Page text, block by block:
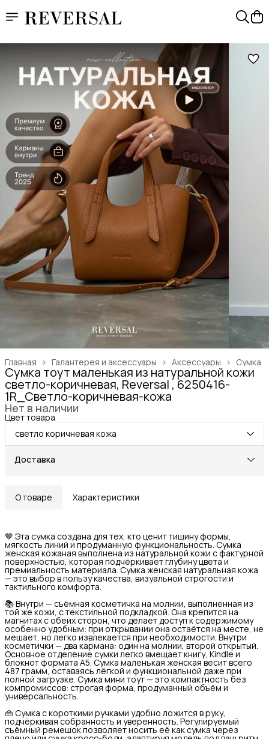
Сумка
Аксессуары ›
Галантерея и аксессуары ›
Главная ›
Сумка тоут маленькая из натуральной кожи
светло-коричневая, Reversal , 6250416-
1R_Светло-коричневая-кожа
Нет в наличии
Цвет товара
светло коричневая кожа
Доставка
О товаре Характеристики
🤎 Эта сумка создана для тех, кто ценит тишину формы,
мягкость линий и продуманную функциональность. Сумка
женская кожаная выполнена из натуральной кожи с фактурной
поверхностью, которая подчёркивает глубину цвета и
премиальность материала. Сумка женская натуральная кожа
— это выбор в пользу качества, визуальной строгости и
тактильного комфорта.
📚 Внутри — съёмная косметичка на молнии, выполненная из
той же кожи, с текстильной подкладкой. Она крепится на
магнитах с обеих сторон, что делает доступ к содержимому
особенно удобным: при открывании она остаётся на месте, не
мешает, но легко извлекается при необходимости. Внутри
косметички — два кармана: один на молнии, второй открытый.
Основное отделение сумки легко вмещает книгу, Kindle и
блокнот формата А5. Сумка маленькая женская весит всего
487 грамм, оставаясь лёгкой и функциональной даже при
полной загрузке. Сумка мини тоут — это компактность без
компромиссов: строгая форма, продуманный объём и
универсальность.
👜 Сумка с короткими ручками удобно ложится в руку,
подчёркивая собранность и уверенность. Регулируемый
съёмный ремешок позволяет носить её как сумка через